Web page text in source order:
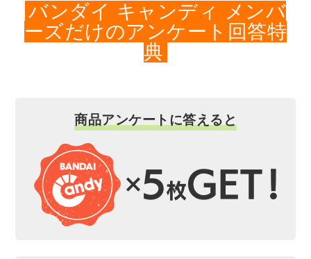
バンダイ キャンディ メンバ
ーズだけのアンケート回答特
典
商品アンケートに答えると